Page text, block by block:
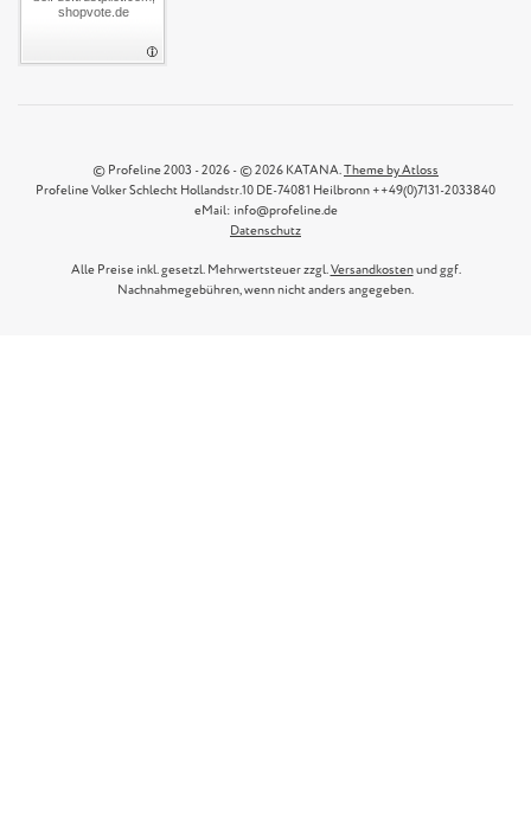
shopvote.de
© Profeline 2003 - 2026 - © 2026 KATANA.Theme by Atloss
Profeline Volker Schlecht Hollandstr.10 DE-74081 Heilbronn ++49(0)7131-2033840
eMail: info@profeline.de
Datenschutz
Alle Preise inkl. gesetzl. Mehrwertsteuer zzgl.Versandkostenund ggf.
Nachnahmegebühren, wenn nicht anders angegeben.